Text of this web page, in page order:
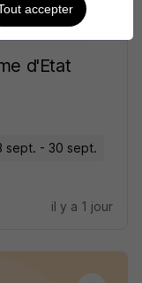
d'Etat
sept. - 30 sept.
il y a 1 jour
accepter